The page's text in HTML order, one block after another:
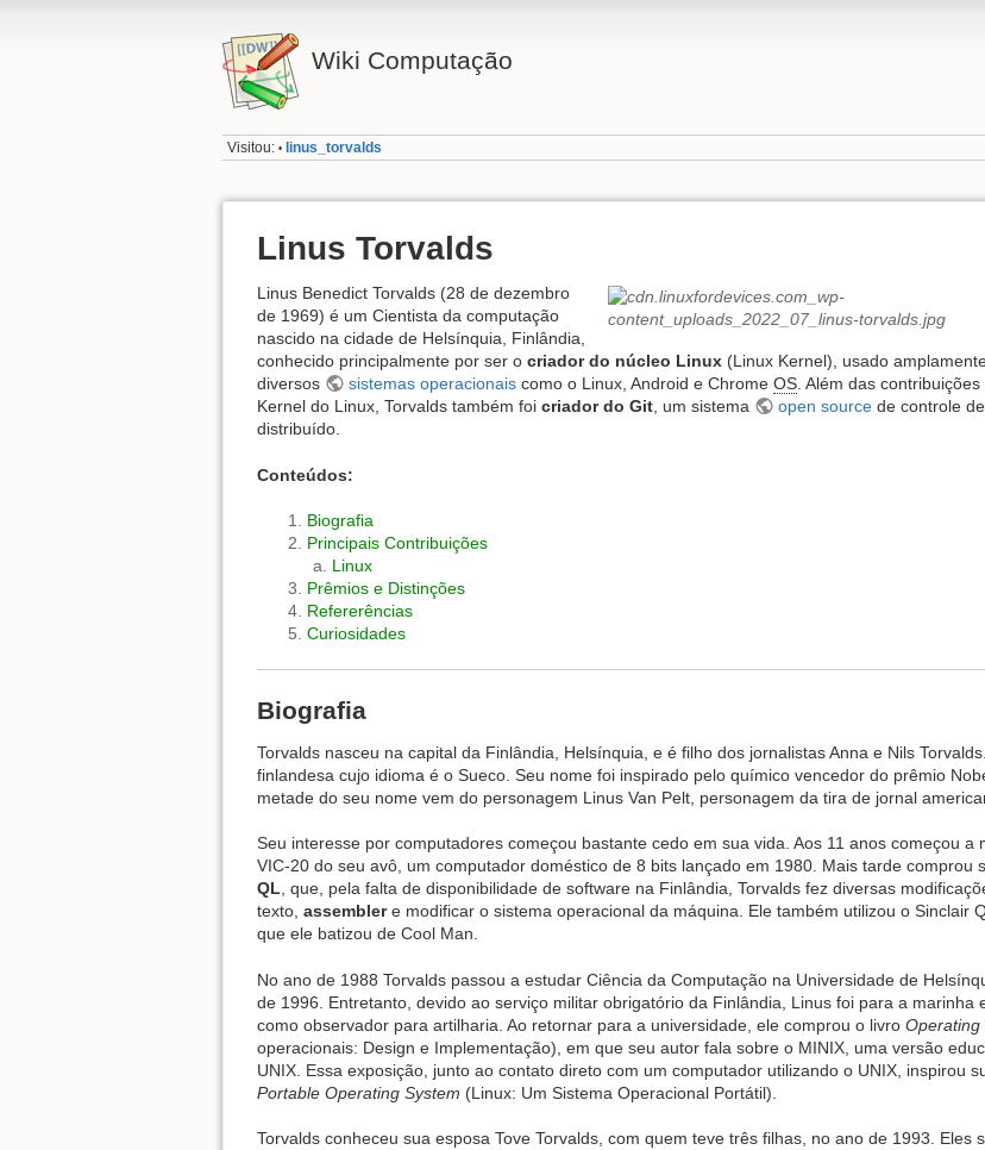
Wiki Computação
Visitou: • linus_torvalds
Linus Torvalds
Linus Benedict Torvalds (28 de dezembro
de 1969) é um Cientista da computação
nascido na cidade de Helsínquia, Finlândia,
conhecido principalmente por ser o criador do núcleo Linux (Linux Kernel), usado
diversos
sistemas operacionaiscomo o Linux, Android e Chrome OS. Além das contribuições
Kernel do Linux, Torvalds também foi criador do Git, um sistema open sourcede controle
distribuído.
Conteúdos:
Biografia
Principais Contribuições
Linux
Prêmios e Distinções
Refererências
Curiosidades
Biografia
Torvalds nasceu na capital da Finlândia, Helsínquia, e é filho dos jornalistas Anna e Nils
finlandesa cujo idioma é o Sueco. Seu nome foi inspirado pelo químico vencedor do prêmio
metade do seu nome vem do personagem Linus Van Pelt, personagem da tira de jornal
Seu interesse por computadores começou bastante cedo em sua vida. Aos 11 anos começou
VIC-20 do seu avô, um computador doméstico de 8 bits lançado em 1980. Mais tarde comprou
QL , que, pela falta de disponibilidade de software na Finlândia, Torvalds fez diversas
texto, assemblere modificar o sistema operacional da máquina. Ele também utilizou o Sinclair
que ele batizou de Cool Man.
No ano de 1988 Torvalds passou a estudar Ciência da Computação na Universidade de
de 1996. Entretanto, devido ao serviço militar obrigatório da Finlândia, Linus foi para a
como observador para artilharia. Ao retornar para a universidade, ele comprou o livro Operating
operacionais: Design e Implementação), em que seu autor fala sobre o MINIX, uma versão
UNIX. Essa exposição, junto ao contato direto com um computador utilizando o UNIX, inspirou
Portable Operating System (Linux: Um Sistema Operacional Portátil).
Torvalds conheceu sua esposa Tove Torvalds, com quem teve três filhas, no ano de 1993. Eles